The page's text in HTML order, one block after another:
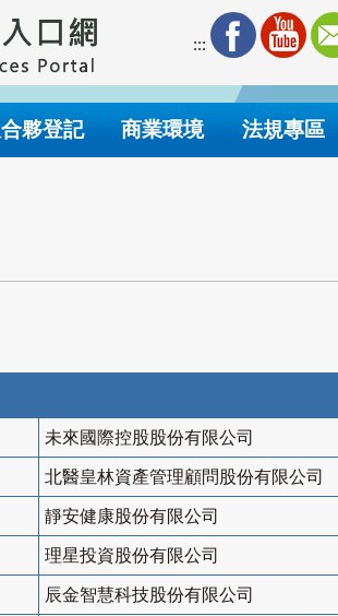
:::
夥登記 商業環境 法規專區
未來國際控股股份有限公司
北醫皇林資產管理顧問股份有限公司
靜安健康股份有限公司
理星投資股份有限公司
辰金智慧科技股份有限公司